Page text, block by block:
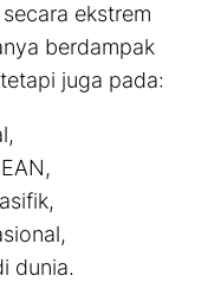
ekstrem
berdampak
juga pada:
dunia.